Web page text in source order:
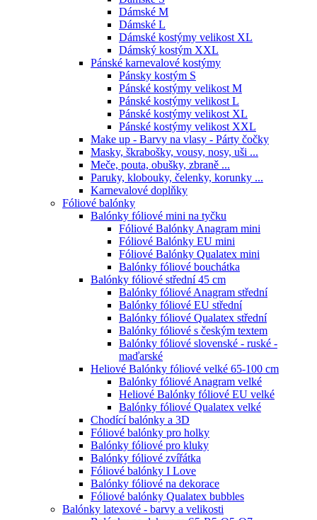
Dámské M
Dámské L
Dámské kostýmy velikost XL
Dámský kostým XXL
Pánské karnevalové kostýmy
Pánsky kostým S
Pánské kostýmy velikost M
Pánské kostýmy velikost L
Pánské kostýmy velikost XL
Pánské kostýmy velikost XXL
Make up - Barvy na vlasy - Párty čočky
Masky, škrabošky, vousy, nosy, uši ...
Meče, pouta, obušky, zbraně ...
Paruky, klobouky, čelenky, korunky ...
Karnevalové doplňky
Fóliové balónky
Balónky fóliové mini na tyčku
Fóliové Balónky Anagram mini
Fóliové Balónky EU mini
Fóliové Balónky Qualatex mini
Balónky fóliové bouchátka
Balónky fóliové střední 45 cm
Balónky fóliové Anagram střední
Balónky fóliové EU střední
Balónky fóliové Qualatex střední
Balónky fóliové s českým textem
Balónky fóliové slovenské - ruské -
maďarské
Heliové Balónky fóliové velké 65-100 cm
Balónky fóliové Anagram velké
Heliové Balónky fóliové EU velké
Balónky fóliové Qualatex velké
Chodící balónky a 3D
Fóliové balónky pro holky
Balónky fóliové pro kluky
Balónky fóliové zvířátka
Fóliové balónky I Love
Balónky fóliové na dekorace
Fóliové balónky Qualatex bubbles
Balónky latexové - barvy a velikosti